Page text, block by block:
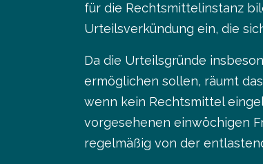
für die Rechtsmittelinstanz
Urteilsverkündung ein, die
Da die Urteilsgründe
ermöglichen sollen, räumt
wenn kein Rechtsmittel
vorgesehenen einwöchigen
regelmäßig von der